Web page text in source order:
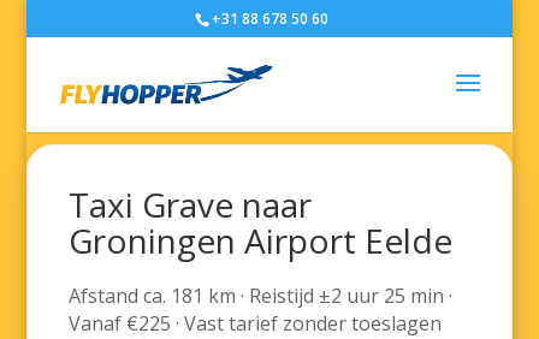
+31 88 678 50 60
Taxi Grave naar
Groningen Airport Eelde
Afstand ca. 181 km · Reistijd ±2 uur 25 min ·
Vanaf €225 · Vast tarief zonder toeslagen